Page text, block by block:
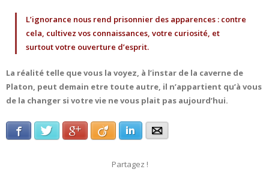
L’ignorance nous rend prisonnier des apparences : contre
cela, cultivez vos connaissances, votre curiosité, et
surtout votre ouverture d’esprit.
La réalité telle que vous la voyez, à l’instar de la caverne de
Platon, peut demain etre toute autre, il n’appartient qu’à vous
de la changer si votre vie ne vous plait pas aujourd’hui.
FacebookTwitterGoogle+ Viadeo LinkedInE-mail
Partagez !